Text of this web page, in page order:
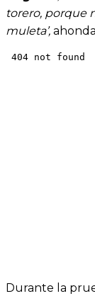
torero, porque
muleta’,
Durante la